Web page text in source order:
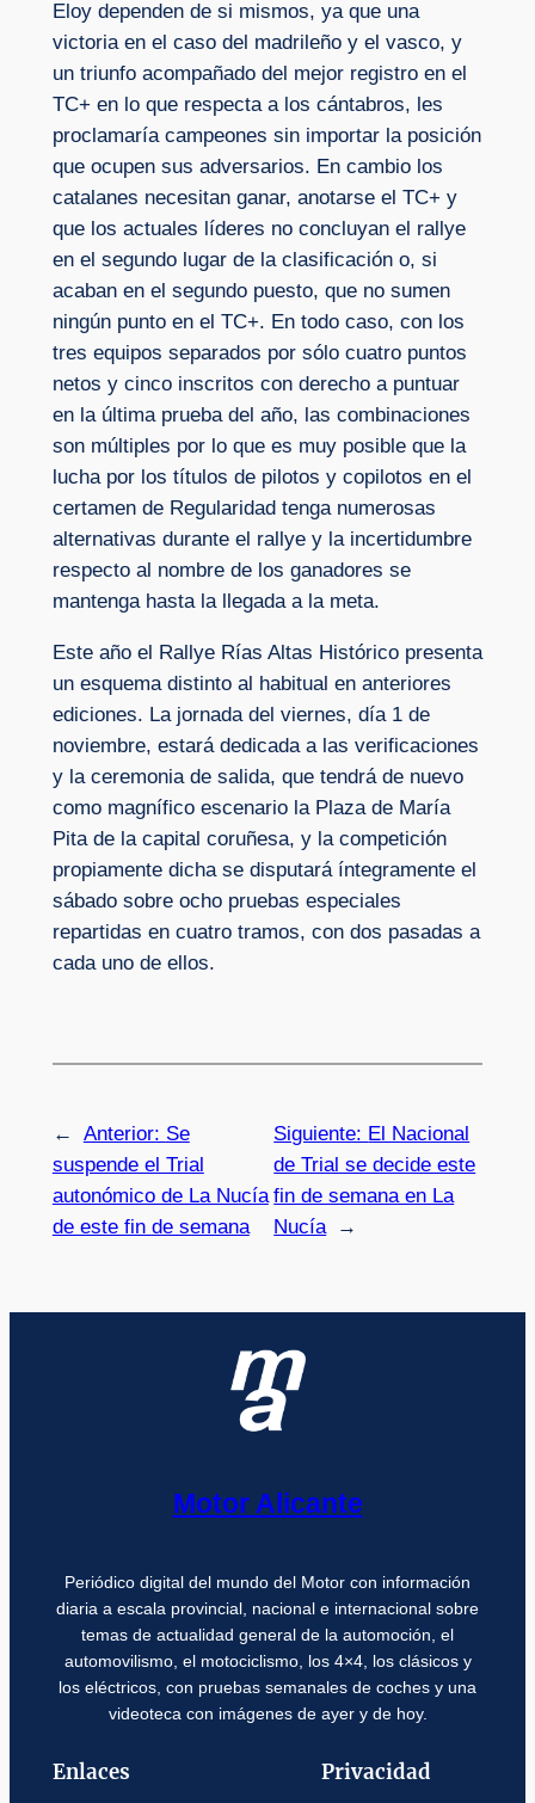
Eloy dependen de si mismos, ya que una
victoria en el caso del madrileño y el vasco, y
un triunfo acompañado del mejor registro en el
TC+ en lo que respecta a los cántabros, les
proclamaría campeones sin importar la posición
que ocupen sus adversarios. En cambio los
catalanes necesitan ganar, anotarse el TC+ y
que los actuales líderes no concluyan el rallye
en el segundo lugar de la clasificación o, si
acaban en el segundo puesto, que no sumen
ningún punto en el TC+. En todo caso, con los
tres equipos separados por sólo cuatro puntos
netos y cinco inscritos con derecho a puntuar
en la última prueba del año, las combinaciones
son múltiples por lo que es muy posible que la
lucha por los títulos de pilotos y copilotos en el
certamen de Regularidad tenga numerosas
alternativas durante el rallye y la incertidumbre
respecto al nombre de los ganadores se
mantenga hasta la llegada a la meta.
Este año el Rallye Rías Altas Histórico presenta
un esquema distinto al habitual en anteriores
ediciones. La jornada del viernes, día 1 de
noviembre, estará dedicada a las verificaciones
y la ceremonia de salida, que tendrá de nuevo
como magnífico escenario la Plaza de María
Pita de la capital coruñesa, y la competición
propiamente dicha se disputará íntegramente el
sábado sobre ocho pruebas especiales
repartidas en cuatro tramos, con dos pasadas a
cada uno de ellos.
← Anterior: Se
suspende el Trial
autonómico de La Nucía
de este fin de semana
Siguiente: El Nacional
de Trial se decide este
fin de semana en La
Nucía
→
Motor Alicante
Periódico digital del mundo del Motor con información
diaria a escala provincial, nacional e internacional sobre
temas de actualidad general de la automoción, el
automovilismo, el motociclismo, los 4×4, los clásicos y
los eléctricos, con pruebas semanales de coches y una
videoteca con imágenes de ayer y de hoy.
Enlaces Privacidad